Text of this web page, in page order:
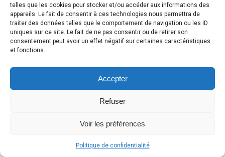
telles que les cookies pour stocker et/ou accéder aux informations des
appareils. Le fait de consentir à ces technologies nous permettra de
traiter des données telles que le comportement de navigation ou les ID
uniques sur ce site. Le fait de ne pas consentir ou de retirer son
consentement peut avoir un effet négatif sur certaines caractéristiques
et fonctions.
Accepter
Refuser
Voir les préférences
Politique de confidentialité
Cliquez pour accepter les cookies